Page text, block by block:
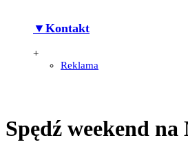
▼Kontakt
+
Reklama
Spędź weekend na